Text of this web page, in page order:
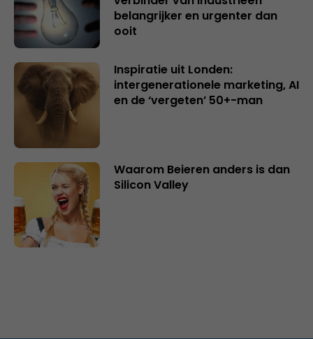
belangrijker en urgenter dan
ooit
Inspiratie uit Londen:
intergenerationele marketing, AI
en de ‘vergeten’ 50+-man
Waarom Beieren anders is dan
Silicon Valley